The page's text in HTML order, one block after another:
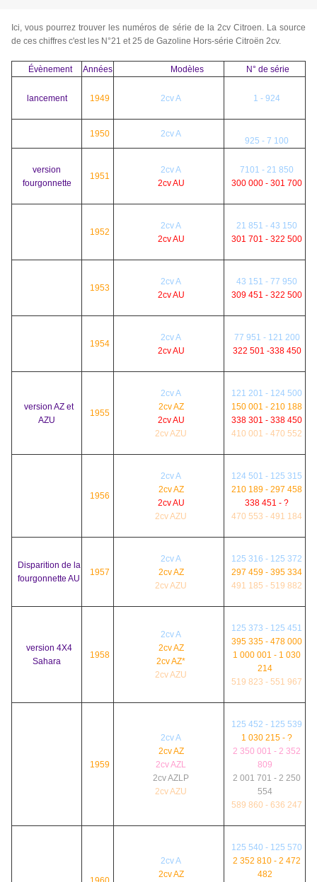
Ici, vous pourrez trouver les numéros de série de la 2cv Citroen. La source
de ces chiffres c'est les N°21 et 25 de Gazoline Hors-série Citroën 2cv.
Évènement Années Modèles N° de série
lancement 1949 2cv A 1 - 924
1950 2cv A
925 - 7 100
version
fourgonnette
1951
2cv A
2cv AU
7101 - 21 850
300 000 - 301 700
1952
2cv A
2cv AU
21 851 - 43 150
301 701 - 322 500
1953
2cv A
2cv AU
43 151 - 77 950
309 451 - 322 500
1954
2cv A
2cv AU
77 951 - 121 200
322 501 -338 450
version AZ et
AZU
1955
2cv A
2cv AZ
2cv AU
2cv AZU
121 201 - 124 500
150 001 - 210 188
338 301 - 338 450
410 001 - 470 552
1956
2cv A
2cv AZ
2cv AU
2cv AZU
124 501 - 125 315
210 189 - 297 458
338 451 - ?
470 553 - 491 184
Disparition de la
fourgonnette AU
1957
2cv A
2cv AZ
2cv AZU
125 316 - 125 372
297 459 - 395 334
491 185 - 519 882
version 4X4
Sahara
1958
2cv A
2cv AZ
2cv AZ*
2cv AZU
125 373 - 125 451
395 335 - 478 000
1 000 001 - 1 030
214
519 823 - 551 967
1959
2cv A
2cv AZ
2cv AZL
2cv AZLP
2cv AZU
125 452 - 125 539
1 030 215 - ?
2 350 001 - 2 352
809
2 001 701 - 2 250
554
589 860 - 636 247
2cv A
2cv AZ
125 540 - 125 570
2 352 810 - 2 472
482